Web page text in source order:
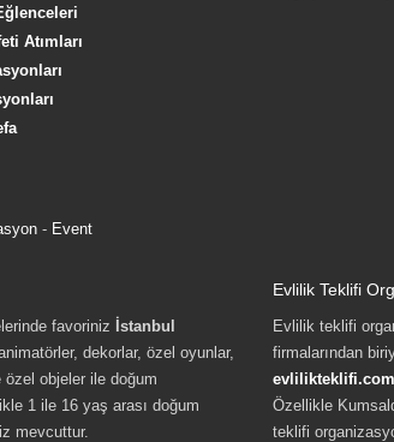
Atımları
- Event
favoriniz İstanbul
dekorlar, özel oyunlar,
objeler ile doğum
1 ile 16 yaş arası doğum
mevcuttur.
Evlilik Teklifi
Evlilik teklifi
firmalarından
evlilikteklifi.com
Özellikle
teklifi